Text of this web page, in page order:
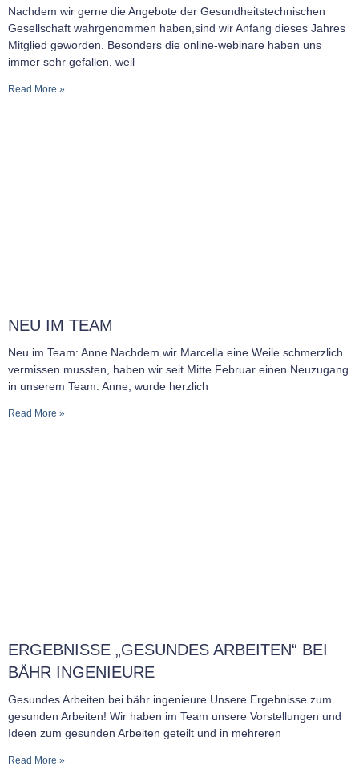
Nachdem wir gerne die Angebote der Gesundheitstechnischen
Gesellschaft wahrgenommen haben,sind wir Anfang dieses Jahres
Mitglied geworden. Besonders die online-webinare haben uns
immer sehr gefallen, weil
Read More »
NEU IM TEAM
Neu im Team: Anne Nachdem wir Marcella eine Weile schmerzlich
vermissen mussten, haben wir seit Mitte Februar einen Neuzugang
in unserem Team. Anne, wurde herzlich
Read More »
ERGEBNISSE „GESUNDES ARBEITEN“ BEI
BÄHR INGENIEURE
Gesundes Arbeiten bei bähr ingenieure Unsere Ergebnisse zum
gesunden Arbeiten! Wir haben im Team unsere Vorstellungen und
Ideen zum gesunden Arbeiten geteilt und in mehreren
Read More »